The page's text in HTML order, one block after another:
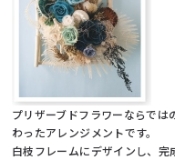
プリザーブドフラワーならで
わったアレンジメントです。
白枝フレームにデザインし、完